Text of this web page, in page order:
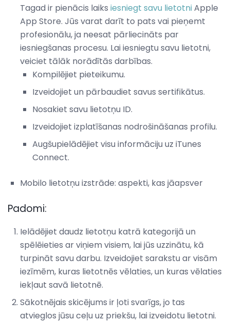
Tagad ir pienācis laiks iesniegt savu lietotniApple
App Store. Jūs varat darīt to pats vai pieņemt
profesionālu, ja neesat pārliecināts par
iesniegšanas procesu. Lai iesniegtu savu lietotni,
veiciet tālāk norādītās darbības.
Kompilējiet pieteikumu.
Izveidojiet un pārbaudiet savus sertifikātus.
Nosakiet savu lietotņu ID.
Izveidojiet izplatīšanas nodrošināšanas profilu.
Augšupielādējiet visu informāciju uz iTunes
Connect.
Mobilo lietotņu izstrāde: aspekti, kas jāapsver
Padomi:
Ielādējiet daudz lietotņu katrā kategorijā un
spēlēieties ar viņiem visiem, lai jūs uzzinātu, kā
turpināt savu darbu. Izveidojiet sarakstu ar visām
iezīmēm, kuras lietotnēs vēlaties, un kuras vēlaties
iekļaut savā lietotnē.
Sākotnējais skicējums ir ļoti svarīgs, jo tas
atvieglos jūsu ceļu uz priekšu, lai izveidotu lietotni.